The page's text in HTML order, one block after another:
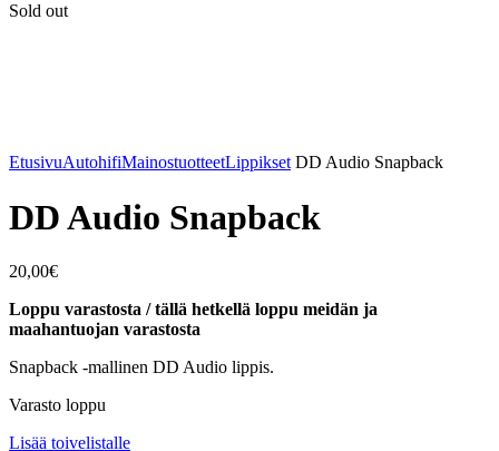
Sold out
EtusivuAutohifiMainostuotteetLippiksetDD Audio Snapback
DD Audio Snapback
20,00€
Loppu varastosta / tällä hetkellä loppu meidän ja
maahantuojan varastosta
Snapback -mallinen DD Audio lippis.
Varasto loppu
Lisää toivelistalle